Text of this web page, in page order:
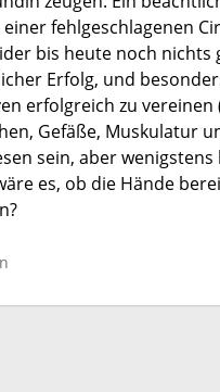
einer fehlgeschlagenen
bis heute noch nichts
Erfolg, und
erfolgreich zu
Gefäße, Muskulatur
sein, aber
es, ob die Hände